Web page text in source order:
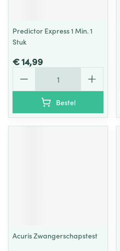
Predictor Express 1 Min. 1
Stuk
€ 14,99
Bestel
Acuris Zwangerschapstest